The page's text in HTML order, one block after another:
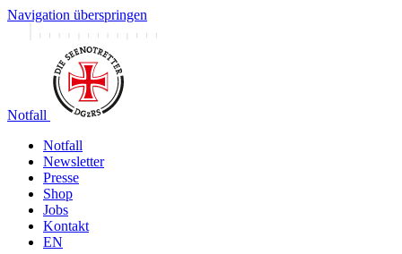
Navigation überspringen
Notfall
Notfall
Newsletter
Presse
Shop
Jobs
Kontakt
EN